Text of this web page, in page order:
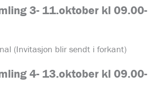
3- 11.oktober kl 09.00-
(Invitasjon blir sendt i forkant)
4- 13.oktober kl 09.00-